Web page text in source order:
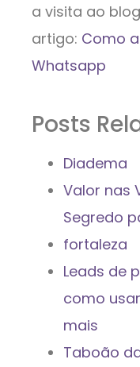
a visita ao
artigo: Como
Whatsapp
Posts
Diadema
Valor nas
Segredo
fortaleza
Leads de
como
mais
Taboão